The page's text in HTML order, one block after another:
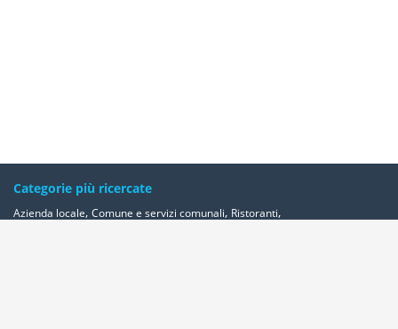
Categorie più ricercate
Azienda locale, Comune e servizi comunali, Ristoranti,